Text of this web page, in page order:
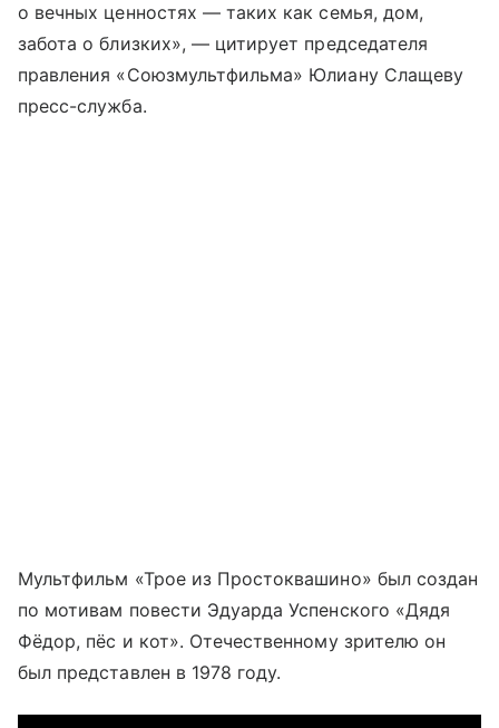
о вечных ценностях — таких как семья, дом,
забота о близких», — цитирует председателя
правления «Союзмультфильма» Юлиану Слащеву
пресс-служба.
Мультфильм «Трое из Простоквашино» был создан
по мотивам повести Эдуарда Успенского «Дядя
Фёдор, пёс и кот». Отечественному зрителю он
был представлен в 1978 году.